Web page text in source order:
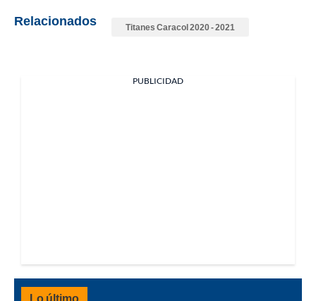
Relacionados Titanes Caracol 2020 - 2021
PUBLICIDAD
Lo último